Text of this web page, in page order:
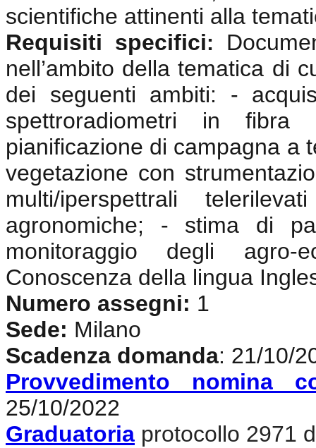
scientifiche attinenti alla
Requisiti specifici:
nell’ambito della tematica di
dei seguenti ambiti: -
spettroradiometri in fibra
pianificazione di campagna a
vegetazione con
multi/iperspettrali
agronomiche; - stima di
monitoraggio degli agro-
Conoscenza della lingua
Numero assegni: 1
Sede: Milano
Scadenza domanda: 21/10/
Provvedimento nomina
25/10/2022
Graduatoria protocollo 2971